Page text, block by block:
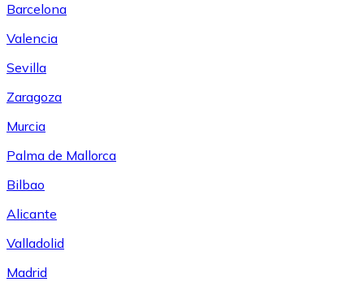
Barcelona
Valencia
Sevilla
Zaragoza
Murcia
Palma de Mallorca
Bilbao
Alicante
Valladolid
Madrid